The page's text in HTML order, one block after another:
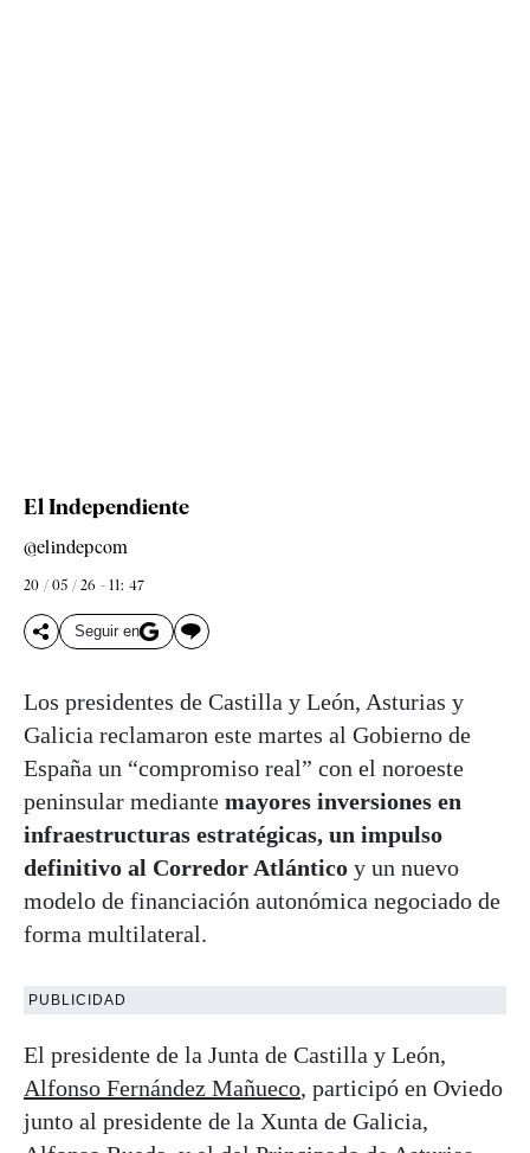
El Independiente
@elindepcom
20 / 05 / 26 - 11: 47
Seguir en
Los presidentes de Castilla y León, Asturias y
Galicia reclamaron este martes al Gobierno de
España un “compromiso real” con el noroeste
peninsular mediante mayores inversiones en
infraestructuras estratégicas, un impulso
definitivo al Corredor Atlántico y un nuevo
modelo de financiación autonómica negociado de
forma multilateral.
PUBLICIDAD
El presidente de la Junta de Castilla y León,
Alfonso Fernández Mañueco, participó en Oviedo
junto al presidente de la Xunta de Galicia,